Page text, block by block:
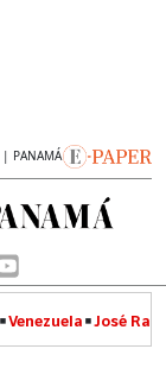
PANAMÁ
Venezuela José